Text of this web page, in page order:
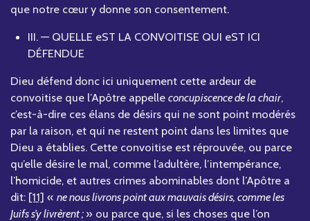
que notre cœur y donne son consentement.
III. — QUELLE eST LA CONVOITISE QUI eST ICI
DÉFENDUE
Dieu défend donc ici uniquement cette ardeur de
convoitise que l’Apôtre appelle concupiscence de la chair,
c’est-à-dire ces élans de désirs qui ne sont point modérés
par la raison, et qui ne restent point dans les limites que
Dieu a établies. Cette convoitise est réprouvée, ou parce
qu’elle désire le mal, comme l’adultère, l’intempérance,
l’homicide, et autres crimes abominables dont l’Apôtre a
dit: [11] « ne nous livrons point aux mauvais désirs, comme les
Juifs s’y livrèrent ; » ou parce que, si les choses que l’on